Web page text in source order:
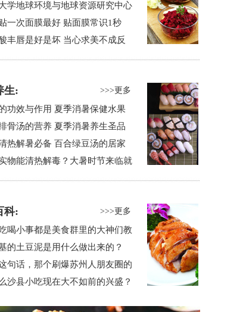
学地球环境与地球资源研究中心
一次面膜最好 贴面膜常识1秒
丰唇是好是坏 当心求美不成反
生: >>>更多
功效与作用 夏季消暑保健水果
骨汤的营养 夏季消暑养生圣品
热解暑必备 百合绿豆汤的居家
物能清热解毒？大暑时节来临就
科: >>>更多
喝小事都是美食群里的大神们教
的土豆泥是用什么做出来的？
句话，那个刷爆苏州人朋友圈的
沙县小吃现在大不如前的兴盛？